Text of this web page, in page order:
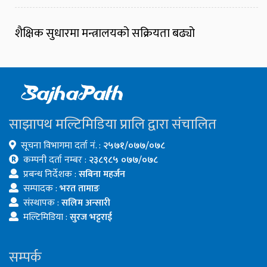
शैक्षिक सुधारमा मन्त्रालयको सक्रियता बढ्यो
साझापथ मल्टिमिडिया प्रालि द्वारा संचालित
सूचना विभागमा दर्ता नं. : २५७१/०७७/०७८
कम्पनी दर्ता नम्बर : २३८९८५ ०७७/०७८
प्रबन्ध निर्देशक :सबिना महर्जन
सम्पादक :भरत तामाङ
संस्थापक :सलिम अन्सारी
मल्टिमिडिया :सुरज भट्टराई
सम्पर्क